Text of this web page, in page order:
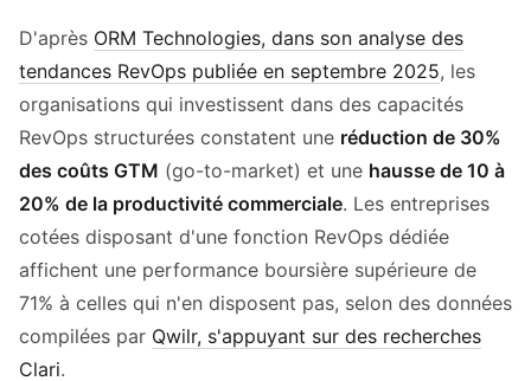
D'après ORM Technologies, dans son analyse des
tendances RevOps publiée en septembre 2025, les
organisations qui investissent dans des capacités
RevOps structurées constatent une réduction de 30%
des coûts GTM (go-to-market) et une hausse de 10 à
20% de la productivité commerciale. Les entreprises
cotées disposant d'une fonction RevOps dédiée
affichent une performance boursière supérieure de
71% à celles qui n'en disposent pas, selon des données
compilées par Qwilr, s'appuyant sur des recherches
Clari.